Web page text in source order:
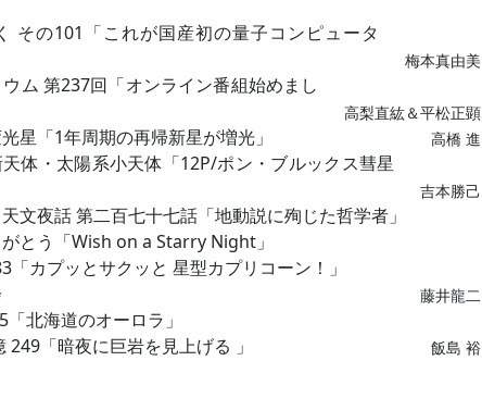
その101「これが国産初の量子コンピュータ
梅本真由美
ム 第237回「オンライン番組始めまし
高梨直紘＆平松正顕
星「1年周期の再帰新星が増光」 高橋 進
体・太陽系小天体「12P/ポン・ブルックス彗星
吉本勝己
文夜話 第二百七十七話「地動説に殉じた哲学者」
とう「Wish on a Starry Night」
「カプッとサクッと 星型カプリコーン！」
藤井龍二
「北海道のオーロラ」
「暗夜に巨岩を見上げる 」
飯島 裕